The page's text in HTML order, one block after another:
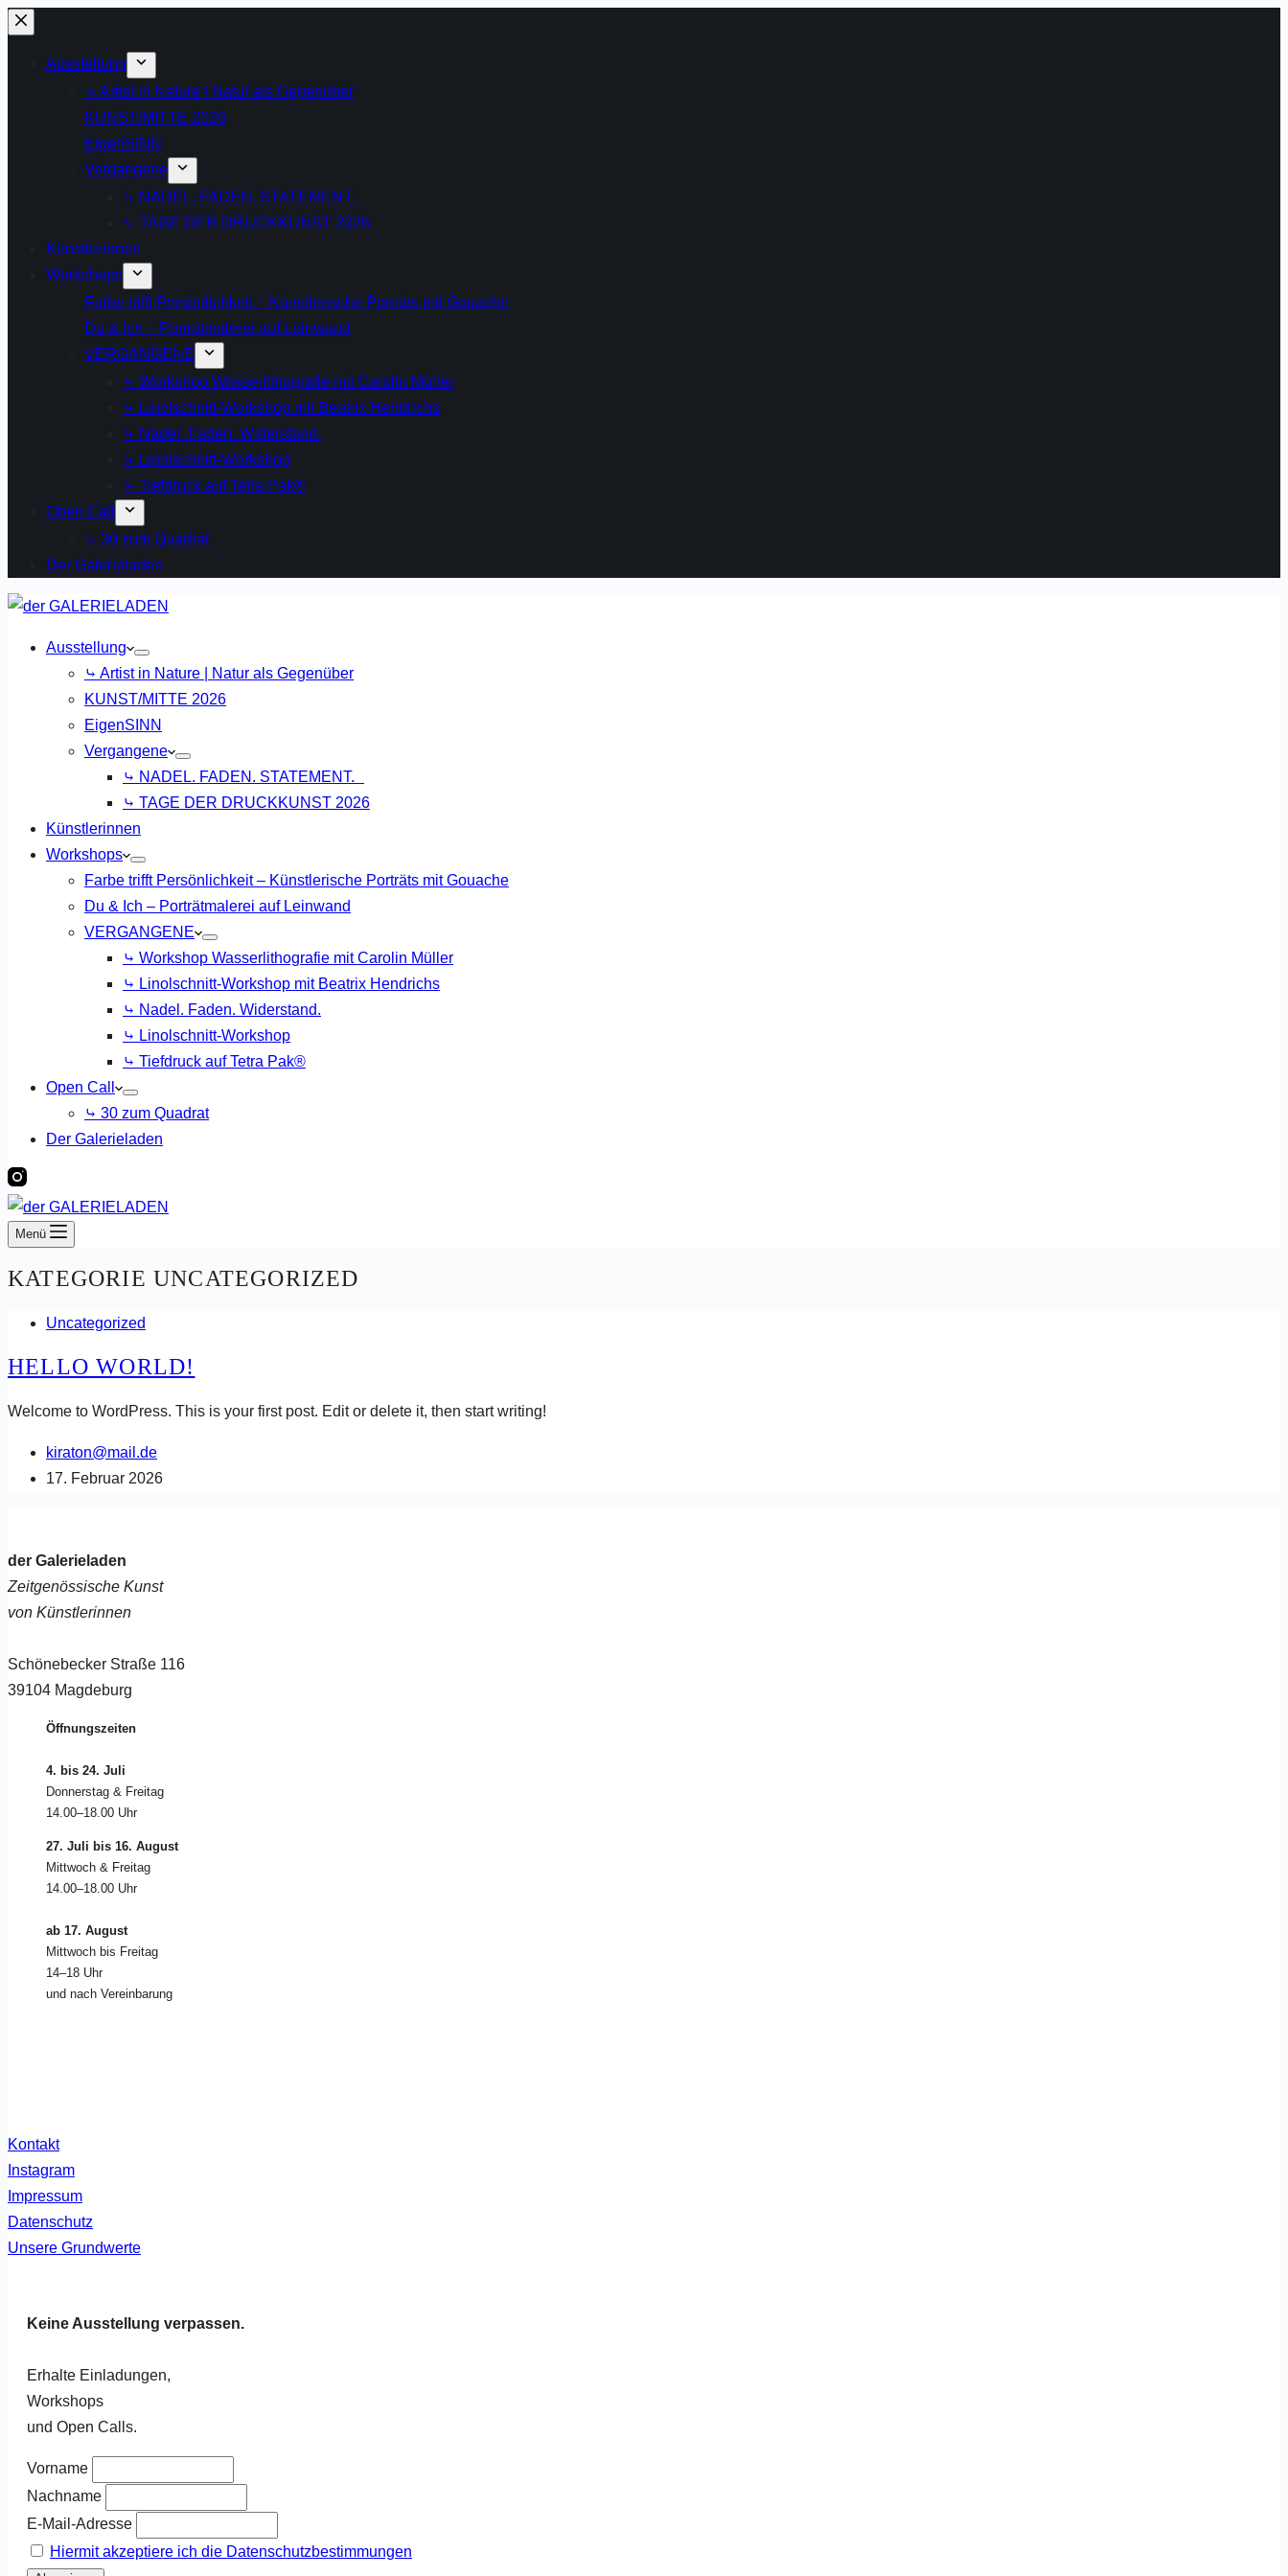
Zum
springenAusstellung
⤷ Artist in Nature | Natur als Gegenüber
KUNST/MITTE 2026
EigenSINN
Vergangene
⤷ NADEL. FADEN. STATEMENT.
⤷ TAGE DER DRUCKKUNST 2026
Künstlerinnen
Workshops
Farbe trifft Persönlichkeit – Künstlerische Porträts mit Gouache
Du & Ich – Porträtmalerei auf Leinwand
VERGANGENE
⤷ Workshop Wasserlithografie mit Carolin Müller
⤷ Linolschnitt-Workshop mit Beatrix Hendrichs
⤷ Nadel. Faden. Widerstand.
⤷ Linolschnitt-Workshop
⤷ Tiefdruck auf Tetra Pak®
Open Call
⤷ 30 zum Quadrat
Der Galerieladen
Ausstellung
⤷ Artist in Nature | Natur als Gegenüber
KUNST/MITTE 2026
EigenSINN
Vergangene
⤷ NADEL. FADEN. STATEMENT.
⤷ TAGE DER DRUCKKUNST 2026
Künstlerinnen
Workshops
Farbe trifft Persönlichkeit – Künstlerische Porträts mit Gouache
Du & Ich – Porträtmalerei auf Leinwand
VERGANGENE
⤷ Workshop Wasserlithografie mit Carolin Müller
⤷ Linolschnitt-Workshop mit Beatrix Hendrichs
⤷ Nadel. Faden. Widerstand.
⤷ Linolschnitt-Workshop
⤷ Tiefdruck auf Tetra Pak®
Open Call
⤷ 30 zum Quadrat
Der Galerieladen
Menü
KATEGORIE UNCATEGORIZED
Uncategorized
HELLO WORLD!
Welcome to WordPress. This is your first post. Edit or delete it, then start writing!
kiraton@mail.de
17. Februar 2026
der Galerieladen
Zeitgenössische Kunst
von Künstlerinnen
Schönebecker Straße 116
39104 Magdeburg
Öffnungszeiten
4. bis 24. Juli
Donnerstag & Freitag
14.00–18.00 Uhr
27. Juli bis 16. August
Mittwoch & Freitag
14.00–18.00 Uhr
ab 17. August
Mittwoch bis Freitag
14–18 Uhr
und nach Vereinbarung
Kontakt
Instagram
Impressum
Datenschutz
Unsere Grundwerte
Keine Ausstellung verpassen.
Erhalte Einladungen,
Workshops
und Open Calls.
Vorname
Nachname
E-Mail-Adresse
Hiermit akzeptiere ich die Datenschutzbestimmungen